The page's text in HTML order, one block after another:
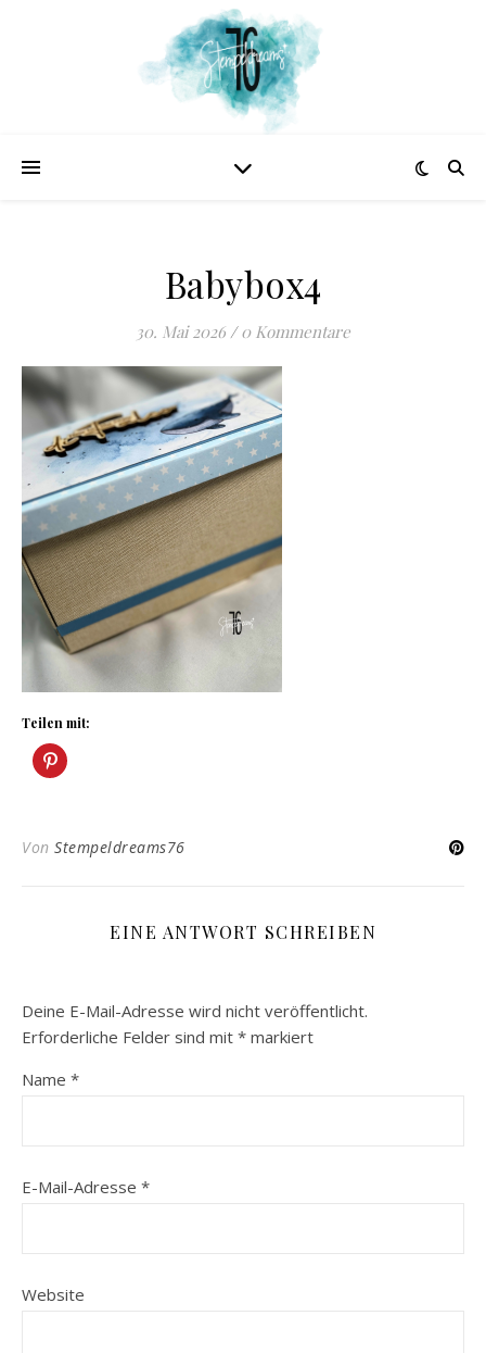
Babybox4
30. Mai 2026 / 0 Kommentare
Teilen mit:
Von Stempeldreams76
EINE ANTWORT SCHREIBEN
Deine E-Mail-Adresse wird nicht veröffentlicht.
Erforderliche Felder sind mit * markiert
Name *
E-Mail-Adresse *
Website